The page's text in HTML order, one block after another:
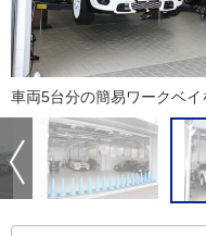
車両5台分の簡易ワークベイ